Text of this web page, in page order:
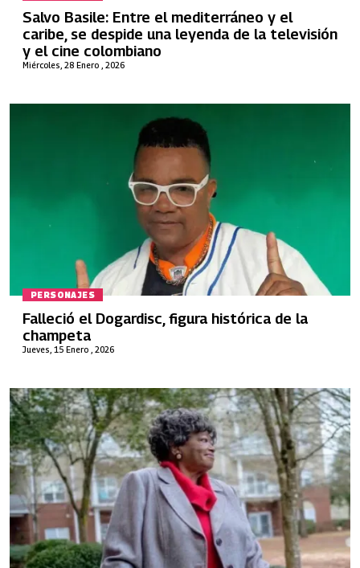
Miércoles, 28 Enero , 2026
Salvo Basile: Entre el mediterráneo y el
caribe, se despide una leyenda de la televisión
y el cine colombiano
PERSONAJES
Jueves, 15 Enero , 2026
Falleció el Dogardisc, figura histórica de la
champeta